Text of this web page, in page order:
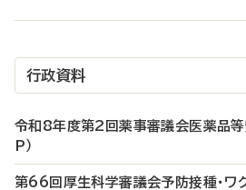
行政資料
令和8年度第2回薬事審議会医薬品等
P）
第66回厚生科学審議会予防接種・ワ